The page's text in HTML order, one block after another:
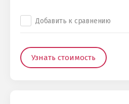
Добавить к сравнению
Узнать стоимость